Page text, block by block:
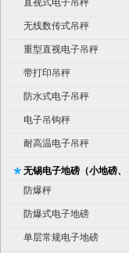
直视式电子吊秤
无线数传式吊秤
重型直视电子吊秤
带打印吊秤
防水式电子吊秤
电子吊钩秤
耐高温电子吊秤
无锡电子地磅（小地磅、
平台秤）
防爆秤
防爆式电子地磅
单层常规电子地磅